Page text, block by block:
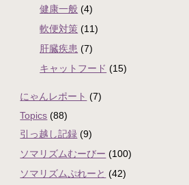
健康一般 (4)
軟便対策 (11)
肝臓疾患 (7)
キャットフード (15)
にゃんレポート (7)
Topics (88)
引っ越し記録 (9)
ソマリズムむーびー (100)
ソマリズムぷれーと (42)